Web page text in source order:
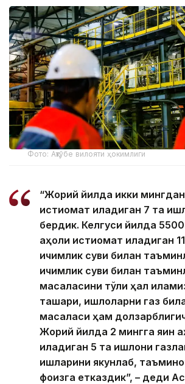
Фото: Ақтўбе вилояти ҳокимлиги
“Жорий йилда икки мингдан
истиқомат қиладиган 7 та
бердик. Келгуси йилда 5500
аҳоли истиқомат қиладиган 11
ичимлик суви билан
ичимлик суви билан
масаласини тўлиқ ҳал
ташқари, қишлоқларни газ
масаласи ҳам
Жорий йилда 2 мингга яқин
қиладиган 5 та қишлоқни
ишларини якунлаб,
фоизга етказдик”, – деди